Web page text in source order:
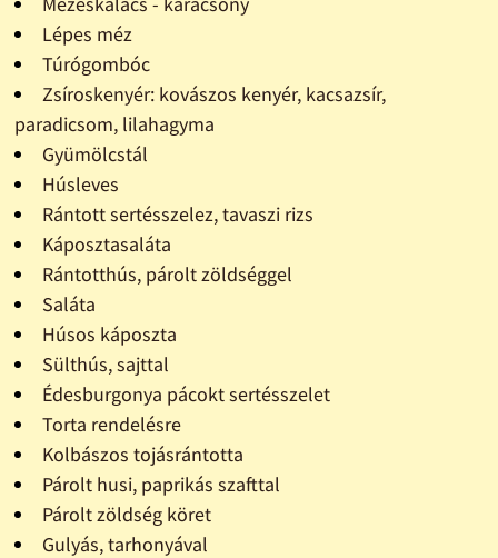
Lépes méz
Túrógombóc
Zsíroskenyér: kovászos kenyér, kacsazsír,
paradicsom, lilahagyma
Gyümölcstál
Húsleves
Rántott sertésszelez, tavaszi rizs
Káposztasaláta
Rántotthús, párolt zöldséggel
Saláta
Húsos káposzta
Sülthús, sajttal
Édesburgonya pácokt sertésszelet
Torta rendelésre
Kolbászos tojásrántotta
Párolt husi, paprikás szafttal
Párolt zöldség köret
Gulyás, tarhonyával